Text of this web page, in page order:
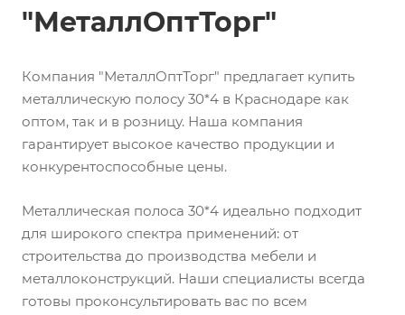
"МеталлОптТорг"
Компания "МеталлОптТорг" предлагает купить
металлическую полосу 30*4 в Краснодаре как
оптом, так и в розницу. Наша компания
гарантирует высокое качество продукции и
конкурентоспособные цены.
Металлическая полоса 30*4 идеально подходит
для широкого спектра применений: от
строительства до производства мебели и
металлоконструкций. Наши специалисты всегда
готовы проконсультировать вас по всем